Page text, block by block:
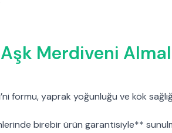
Merdiveni
’ni formu, yaprak yoğunluğu ve kök
birebir ürün garantisiyle**